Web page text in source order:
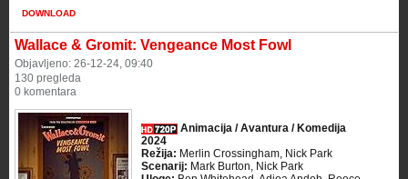
DOWNLOAD
Wallace & Gromit: Vengeance Most Fowl
Objavljeno: 26-12-24, 09:40
130 pregleda
0 komentara
Animacija / Avantura / Komedija
2024
Režija: Merlin Crossingham, Nick Park
Scenarij: Mark Burton, Nick Park